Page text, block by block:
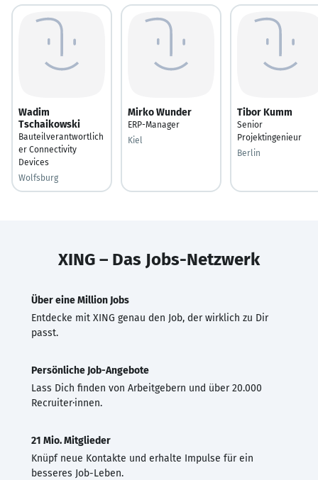
Wadim
Tschaikowski
Bauteilverantwortlich
er Connectivity
Devices
Wolfsburg
Mirko Wunder
ERP-Manager
Kiel
Tibor Kumm
Senior
Projektingenieur
Berlin
XING – Das Jobs-Netzwerk
Über eine Million Jobs
Entdecke mit XING genau den Job, der wirklich zu Dir
passt.
Persönliche Job-Angebote
Lass Dich finden von Arbeitgebern und über 20.000
Recruiter·innen.
21 Mio. Mitglieder
Knüpf neue Kontakte und erhalte Impulse für ein
besseres Job-Leben.